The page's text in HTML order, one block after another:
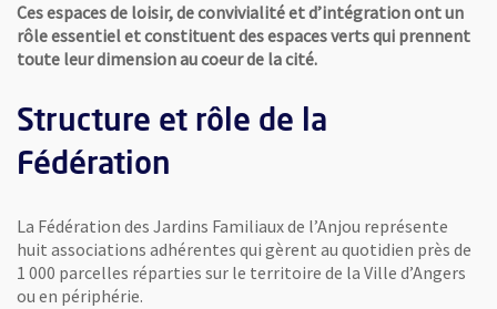
Ces espaces de loisir, de convivialité et d’intégration ont un
rôle essentiel et constituent des espaces verts qui prennent
toute leur dimension au coeur de la cité.
Structure et rôle de la
Fédération
La Fédération des Jardins Familiaux de l’Anjou représente
huit associations adhérentes qui gèrent au quotidien près de
1 000 parcelles réparties sur le territoire de la Ville d’Angers
ou en périphérie.